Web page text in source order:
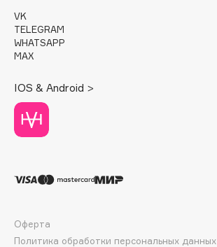
d'Alba
DABO
DARLING*
Deonica
Dessange
Divage
VK
TELEGRAM
WHATSAPP
MAX
IOS & Android >
Оферта
Политика обработки персональных данных